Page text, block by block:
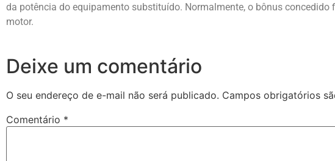
da potência do equipamento substituído. Normalmente, o bônus
motor.
Deixe um comentário
O seu endereço de e-mail não será publicado. Campos obrigatórios
Comentário *